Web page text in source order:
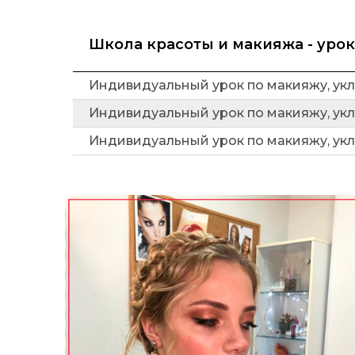
Школа красоты и макияжа -
Индивидуальный урок по макияжу,
Индивидуальный урок по макияжу,
Индивидуальный урок по макияжу,